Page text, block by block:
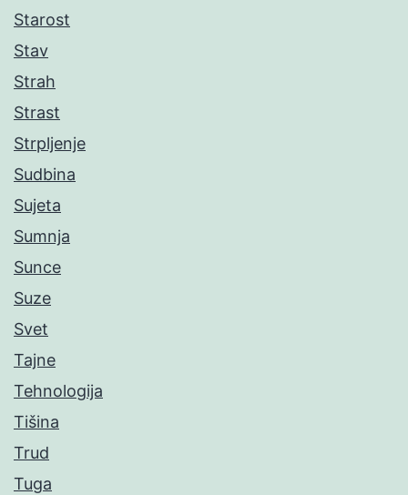
Starost
Stav
Strah
Strast
Strpljenje
Sudbina
Sujeta
Sumnja
Sunce
Suze
Svet
Tajne
Tehnologija
Tišina
Trud
Tuga